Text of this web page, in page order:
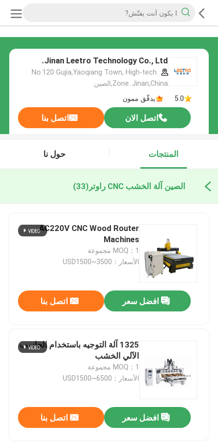
Jinan Leetro Technology Co., Ltd.
No.120 Gujia,Yaoqiang Town, High-tech
Zone..Jinan,China,الصين
5.0
يدقّق ممون
اتصل الان اتصل بنا
المنتجات حول نا
الصين آلة الخشب CNC راوتر (33)
AC220V CNC Wood Router
Machines
MOQ：1 مجموعة
الأسعار：USD1500~3500
افضل سعر اتصل بنا
1325 آلة التوجيه باستخدام الحاسب
الآلي الخشب
MOQ：1 مجموعة
الأسعار：USD1500~6500
افضل سعر اتصل بنا